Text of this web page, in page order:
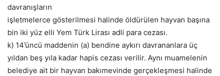
davranışların
işletmelerce gösterilmesi halinde öldürülen hayvan başına
bin iki yüz elli Yem Türk Lirası adli para cezası.
k) 14’üncü maddenin (a) bendine aykırı davrananlara üç
yıldan beş yıla kadar hapis cezası verilir. Aynı muamelenin
belediye ait bir hayvan bakımevinde gerçekleşmesi halinde